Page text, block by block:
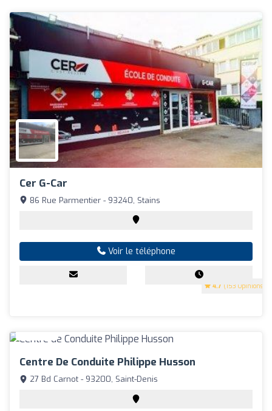
Cer G-Car
4.7 (153 Opinions)
86 Rue Parmentier - 93240, Stains
Voir le téléphone
Centre De Conduite Philippe Husson
27 Bd Carnot - 93200, Saint-Denis